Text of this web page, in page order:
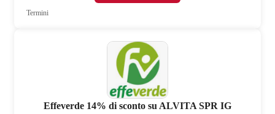
Termini
Effeverde 14% di sconto su ALVITA SPR IG